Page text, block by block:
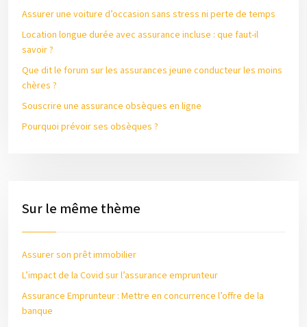
Assurer une voiture d’occasion sans stress ni perte de temps
Location longue durée avec assurance incluse : que faut-il
savoir ?
Que dit le forum sur les assurances jeune conducteur les moins
chères ?
Souscrire une assurance obsèques en ligne
Pourquoi prévoir ses obsèques ?
Sur le même thème
Assurer son prêt immobilier
L’impact de la Covid sur l’assurance emprunteur
Assurance Emprunteur : Mettre en concurrence l’offre de la
banque